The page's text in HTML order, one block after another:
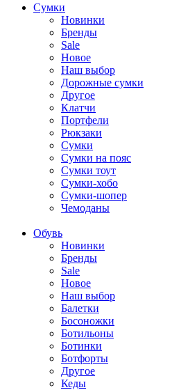
Cумки
Новинки
Бренды
Sale
Новое
Наш выбор
Дорожные сумки
Другое
Клатчи
Портфели
Рюкзаки
Сумки
Сумки на пояс
Сумки тоут
Сумки-хобо
Сумки-шопер
Чемоданы
Обувь
Новинки
Бренды
Sale
Новое
Наш выбор
Балетки
Босоножки
Ботильоны
Ботинки
Ботфорты
Другое
Кеды